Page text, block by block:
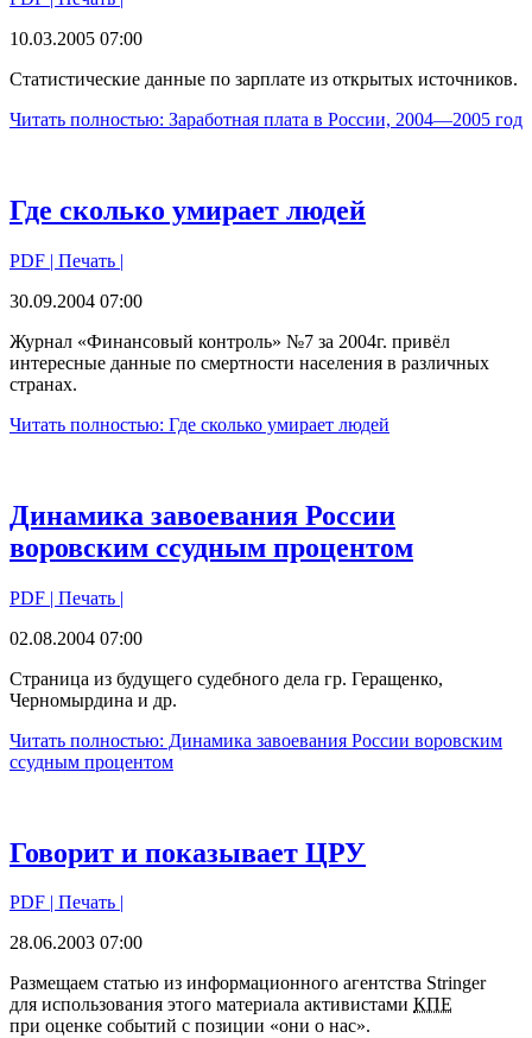
10.03.2005 07:00
Статистические данные по зарплате из открытых источников.
Читать полностью: Заработная плата в России, 2004—2005 год
Где сколько умирает людей
PDF | Печать |
30.09.2004 07:00
Журнал «Финансовый контроль» №7 за 2004г. привёл
интересные данные по смертности населения в различных
странах.
Читать полностью: Где сколько умирает людей
Динамика завоевания России
воровским ссудным процентом
PDF | Печать |
02.08.2004 07:00
Страница из будущего судебного дела гр. Геращенко,
Черномырдина и др.
Читать полностью: Динамика завоевания России воровским
ссудным процентом
Говорит и показывает ЦРУ
PDF | Печать |
28.06.2003 07:00
Размещаем статью из информационного агентства Stringer
для использования этого материала активистами КПЕ
при оценке событий с позиции «они о нас».